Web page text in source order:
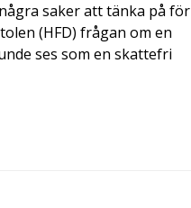
saker att tänka på för
(HFD) frågan om en
ses som en skattefri